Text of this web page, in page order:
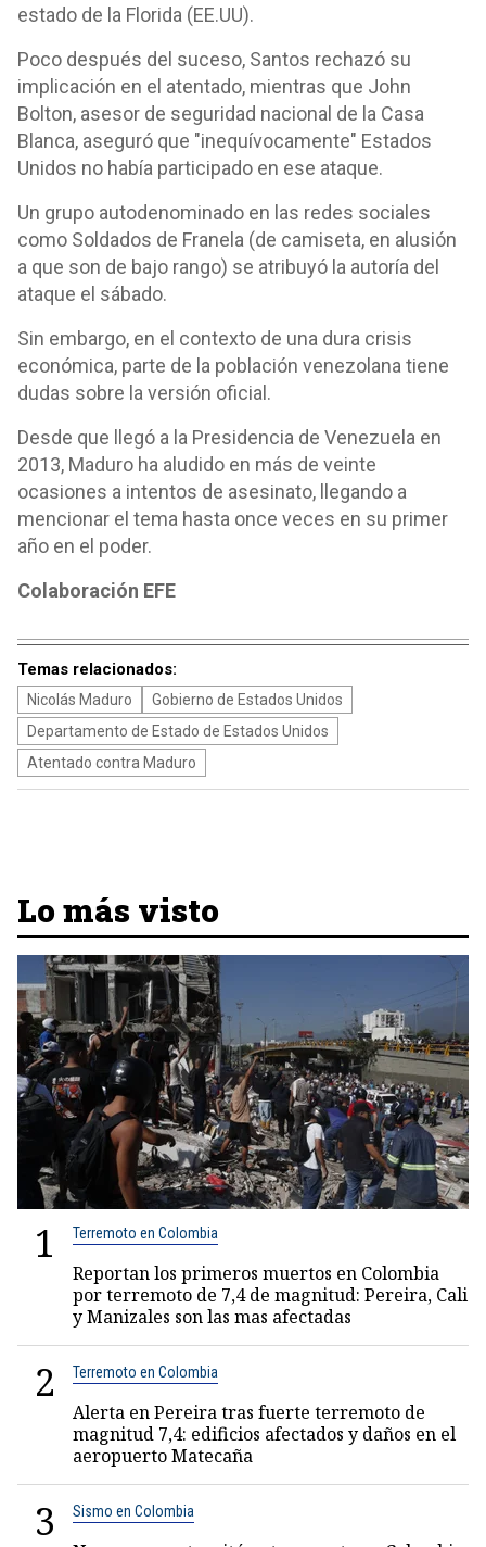
estado de la Florida (EE.UU).
Poco después del suceso, Santos rechazó su
implicación en el atentado, mientras que John
Bolton, asesor de seguridad nacional de la Casa
Blanca, aseguró que "inequívocamente" Estados
Unidos no había participado en ese ataque.
Un grupo autodenominado en las redes sociales
como Soldados de Franela (de camiseta, en alusión
a que son de bajo rango) se atribuyó la autoría del
ataque el sábado.
Sin embargo, en el contexto de una dura crisis
económica, parte de la población venezolana tiene
dudas sobre la versión oficial.
Desde que llegó a la Presidencia de Venezuela en
2013, Maduro ha aludido en más de veinte
ocasiones a intentos de asesinato, llegando a
mencionar el tema hasta once veces en su primer
año en el poder.
Colaboración EFE
Temas relacionados:
Nicolás Maduro
Gobierno de Estados Unidos
Departamento de Estado de Estados Unidos
Atentado contra Maduro
Lo más visto
1 Terremoto en Colombia
Reportan los primeros muertos en Colombia
por terremoto de 7,4 de magnitud: Pereira, Cali
y Manizales son las mas afectadas
2 Terremoto en Colombia
Alerta en Pereira tras fuerte terremoto de
magnitud 7,4: edificios afectados y daños en el
aeropuerto Matecaña
3 Sismo en Colombia